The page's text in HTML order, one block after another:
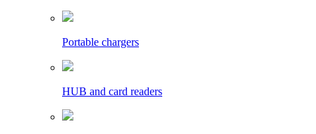
Portable chargers
HUB and card readers